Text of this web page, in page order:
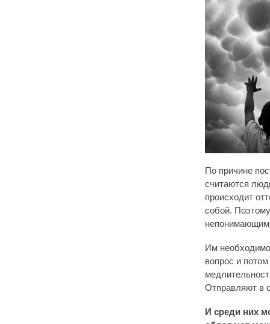
По причине
считаются
происходит
собой.
Им
вопрос и
Отправляют в
И среди них